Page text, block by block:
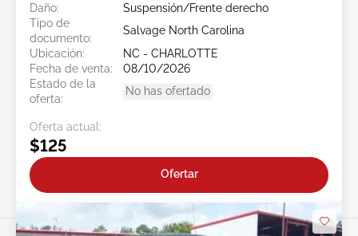
Daño:
Suspensión/Frente derecho
Tipo de
documento:
Salvage North Carolina
Ubicación:
NC - CHARLOTTE
Fecha de venta:
08/10/2026
Estado de la
oferta:
No has ofertado
Oferta actual:
$125
Ofertar